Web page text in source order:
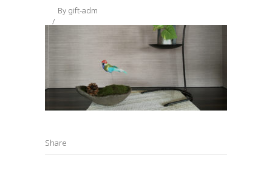
By gift-adm
Share